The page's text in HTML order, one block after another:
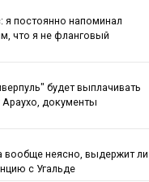
я постоянно напоминал
что я не фланговый
будет выплачивать
документы
неясно, выдержит ли
с Угальде